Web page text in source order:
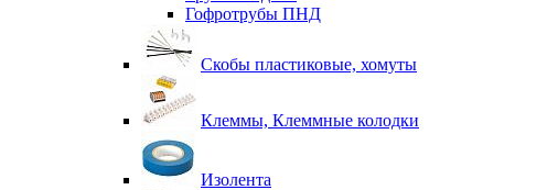
Гофротрубы ПНД
Скобы пластиковые, хомуты
Клеммы, Клеммные колодки
Изолента